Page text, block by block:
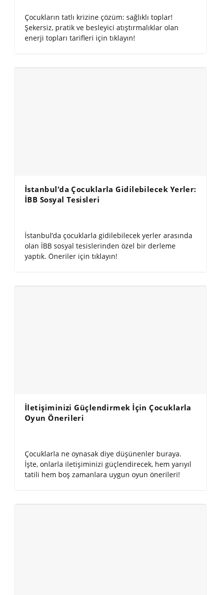
Çocukların tatlı krizine çözüm: sağlıklı toplar!
Şekersiz, pratik ve besleyici atıştırmalıklar olan
enerji topları tarifleri için tıklayın!
İstanbul’da Çocuklarla Gidilebilecek Yerler:
İBB Sosyal Tesisleri
İstanbul’da çocuklarla gidilebilecek yerler arasında
olan İBB sosyal tesislerinden özel bir derleme
yaptık. Öneriler için tıklayın!
İletişiminizi Güçlendirmek İçin Çocuklarla
Oyun Önerileri
Çocuklarla ne oynasak diye düşünenler buraya.
İşte, onlarla iletişiminizi güçlendirecek, hem yarıyıl
tatili hem boş zamanlara uygun oyun önerileri!